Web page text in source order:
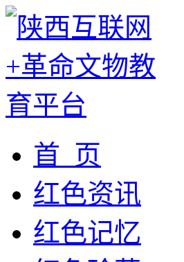
首 页
红色资讯
红色记忆